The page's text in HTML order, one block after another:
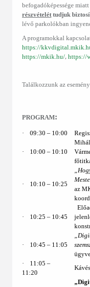
befogadóképessége
részvételét tudjuk
lévő parkolókban
A programokkal
https://
https://mkik.hu/, https://
Találkozzunk az
PROGRAM:
· 09:30 ‒ 10:00
· 10:00 ‒ 10:10
· 10:10 ‒ 10:25
az
· 10:25 – 10:45
· 10:45 – 11:05
·
11:05 ‒
11:20